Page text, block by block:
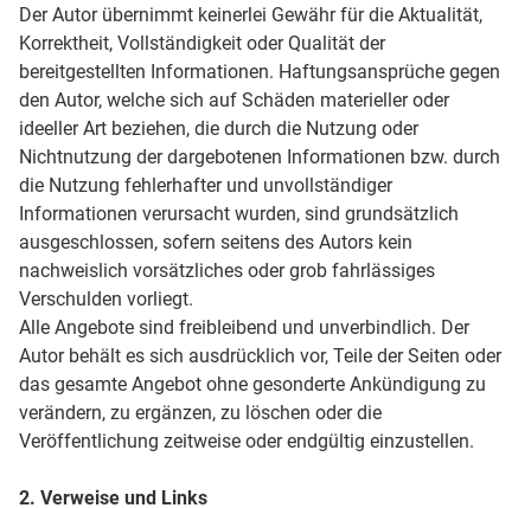
Der Autor übernimmt keinerlei Gewähr für die Aktualität,
Korrektheit, Vollständigkeit oder Qualität der
bereitgestellten Informationen. Haftungsansprüche gegen
den Autor, welche sich auf Schäden materieller oder
ideeller Art beziehen, die durch die Nutzung oder
Nichtnutzung der dargebotenen Informationen bzw. durch
die Nutzung fehlerhafter und unvollständiger
Informationen verursacht wurden, sind grundsätzlich
ausgeschlossen, sofern seitens des Autors kein
nachweislich vorsätzliches oder grob fahrlässiges
Verschulden vorliegt.
Alle Angebote sind freibleibend und unverbindlich. Der
Autor behält es sich ausdrücklich vor, Teile der Seiten oder
das gesamte Angebot ohne gesonderte Ankündigung zu
verändern, zu ergänzen, zu löschen oder die
Veröffentlichung zeitweise oder endgültig einzustellen.
2. Verweise und Links